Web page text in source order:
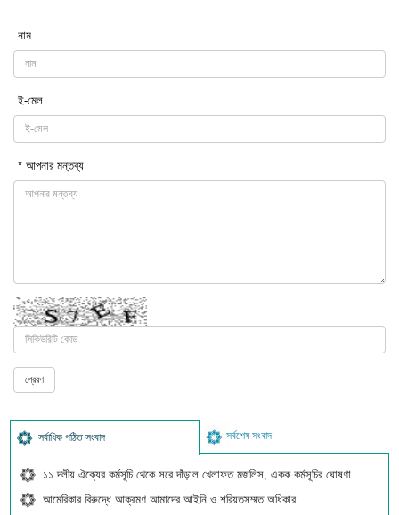
নাম
ই-মেল
* আপনার মন্তব্য
সর্বাধিক পঠিত সংবাদ সর্বশেষ সংবাদ
১১ দলীয় ঐক্যের কর্মসূচি থেকে সরে দাঁড়াল খেলাফত মজলিস, একক কর্মসূচির ঘোষণা
আমেরিকার বিরুদ্ধে আক্রমণ আমাদের আইনি ও শরিয়তসম্মত অধিকার